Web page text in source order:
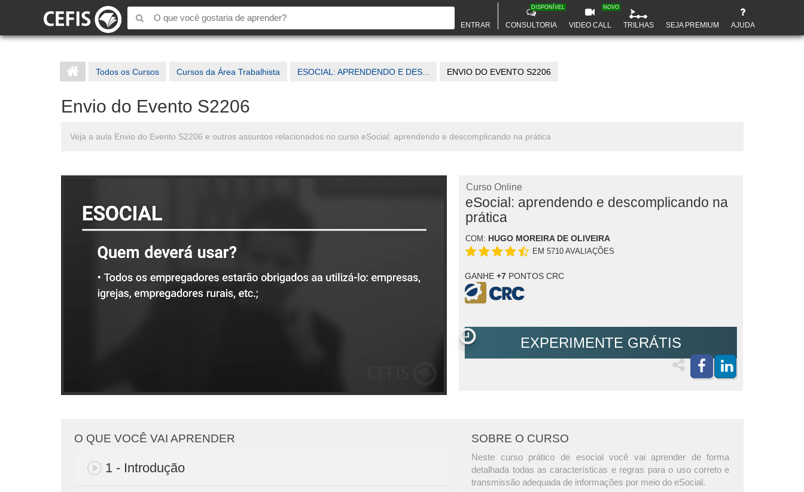
ENTRAR CONSULTORIA
DISPONÍVEL
VIDEO CALL
NOVO
TRILHAS SEJA PREMIUM AJUDA
Todos os Cursos Cursos da Área Trabalhista ESOCIAL: APRENDENDO E DES... ENVIO DO EVENTO S2206
Envio do Evento S2206
Veja a aula Envio do Evento S2206 e outros assuntos relacionados no curso eSocial: aprendendo e descomplicando na prática
Curso Online
eSocial: aprendendo e descomplicando na
prática
COM: HUGO MOREIRA DE OLIVEIRA
EM 5710 AVALIAÇÕES
GANHE+7 PONTOS CRC
EXPERIMENTE GRÁTIS
O QUE VOCÊ VAI APRENDER
1 - Introdução
SOBRE O CURSO
Neste curso prático de esocial você vai aprender de forma
detalhada todas as características e regras para o uso correto e
transmissão adequada de informações por meio do eSocial.